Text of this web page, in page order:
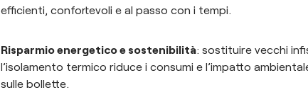
efficienti, confortevoli e al passo con i tempi.
Risparmio energetico e sostenibilità: sostituire vecchi
l’isolamento termico riduce i consumi e l’impatto
sulle bollette.